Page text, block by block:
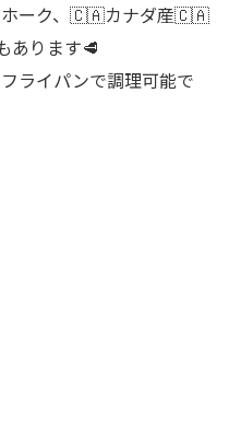
ーク、🇨🇦カナダ産🇨🇦
あります🥩
ライパンで調理可能で